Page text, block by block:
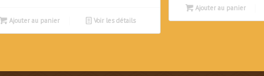
Ajouter au panier Voir les détails
Ajouter au panier